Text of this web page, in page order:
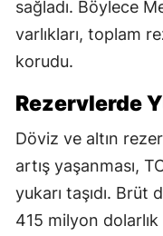
sağladı. Böylece
varlıkları, toplam
korudu.
Rezervlerde
Döviz ve altın
artış yaşanması,
yukarı taşıdı.
415 milyon